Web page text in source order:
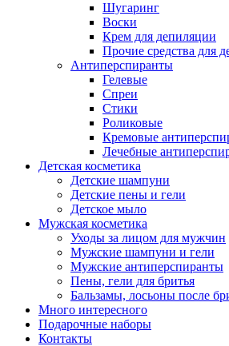
Шугаринг
Воски
Крем для депиляции
Прочие средства для
Антиперспиранты
Гелевые
Спреи
Стики
Роликовые
Кремовые
Лечебные
Детская косметика
Детские шампуни
Детские пены и гели
Детское мыло
Мужская косметика
Уходы за лицом для мужчин
Мужские шампуни и гели
Мужские антиперспиранты
Пены, гели для бритья
Бальзамы, лосьоны после
Много интересного
Подарочные наборы
Контакты